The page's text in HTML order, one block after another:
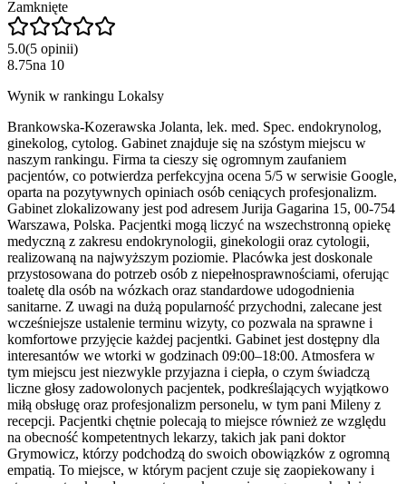
Zamknięte
5.0(5 opinii)
8.75na 10
Wynik w rankingu Lokalsy
Brankowska-Kozerawska Jolanta, lek. med. Spec. endokrynolog,
ginekolog, cytolog. Gabinet znajduje się na szóstym miejscu w
naszym rankingu. Firma ta cieszy się ogromnym zaufaniem
pacjentów, co potwierdza perfekcyjna ocena 5/5 w serwisie Google,
oparta na pozytywnych opiniach osób ceniących profesjonalizm.
Gabinet zlokalizowany jest pod adresem Jurija Gagarina 15, 00-754
Warszawa, Polska. Pacjentki mogą liczyć na wszechstronną opiekę
medyczną z zakresu endokrynologii, ginekologii oraz cytologii,
realizowaną na najwyższym poziomie. Placówka jest doskonale
przystosowana do potrzeb osób z niepełnosprawnościami, oferując
toaletę dla osób na wózkach oraz standardowe udogodnienia
sanitarne. Z uwagi na dużą popularność przychodni, zalecane jest
wcześniejsze ustalenie terminu wizyty, co pozwala na sprawne i
komfortowe przyjęcie każdej pacjentki. Gabinet jest dostępny dla
interesantów we wtorki w godzinach 09:00–18:00. Atmosfera w
tym miejscu jest niezwykle przyjazna i ciepła, o czym świadczą
liczne głosy zadowolonych pacjentek, podkreślających wyjątkowo
miłą obsługę oraz profesjonalizm personelu, w tym pani Mileny z
recepcji. Pacjentki chętnie polecają to miejsce również ze względu
na obecność kompetentnych lekarzy, takich jak pani doktor
Grymowicz, którzy podchodzą do swoich obowiązków z ogromną
empatią. To miejsce, w którym pacjent czuje się zaopiekowany i